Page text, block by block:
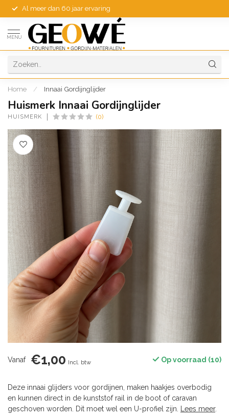
Al meer dan 60 jaar ervaring
MENU
Home / Innaai Gordijnglijder
Huismerk Innaai Gordijnglijder
HUISMERK (0)
Vanaf €1,00 Incl. btw Op voorraad (10)
Deze innaai glijders voor gordijnen, maken haakjes overbodig
en kunnen direct in de kunststof rail in de boot of caravan
geschoven worden. Dit moet wel een U-profiel zijn.
Lees meer.